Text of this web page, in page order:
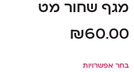
מגף שחור מט
₪60.00
בחר אפשרויות